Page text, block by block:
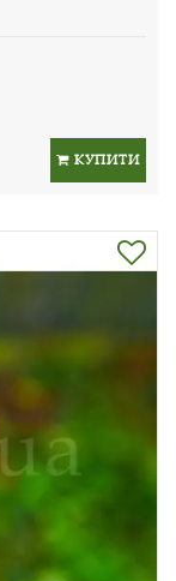
КУПИТИ